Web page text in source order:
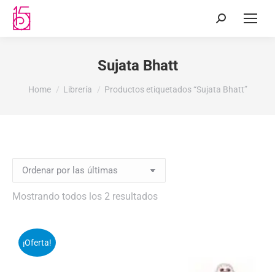
Sujata Bhatt
You are here:
Home Librería Productos etiquetados “Sujata Bhatt”
Mostrando todos los 2 resultados
¡Oferta!